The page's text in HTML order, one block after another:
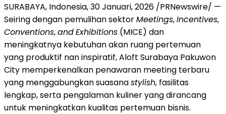
SURABAYA, Indonesia,30 Januari, 2026 /PRNewswire/ —
Seiring dengan pemulihan sektorMeetings,Incentives,
Conventions,andExhibitions (MICE) dan
meningkatnya kebutuhan akan ruang pertemuan
yang produktif nan inspiratif, Aloft Surabaya Pakuwon
City memperkenalkan penawaran meeting terbaru
yang menggabungkan suasanastylish, fasilitas
lengkap, serta pengalaman kuliner yang dirancang
untuk meningkatkan kualitas pertemuan bisnis.